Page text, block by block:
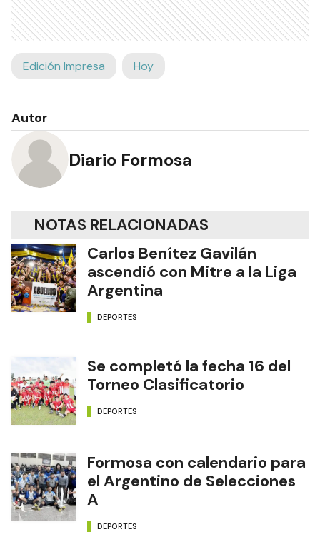
Edición Impresa Hoy
Autor
Diario Formosa
NOTAS RELACIONADAS
Carlos Benítez Gavilán
ascendió con Mitre a la Liga
Argentina
DEPORTES
Se completó la fecha 16 del
Torneo Clasificatorio
DEPORTES
Formosa con calendario para
el Argentino de Selecciones
A
DEPORTES